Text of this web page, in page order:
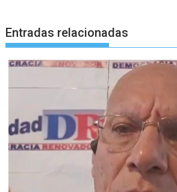
Entradas relacionadas